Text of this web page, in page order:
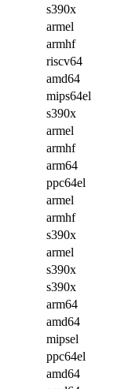
s390x
armel
armhf
riscv64
amd64
mips64el
s390x
armel
armhf
arm64
ppc64el
armel
armhf
s390x
armel
s390x
s390x
arm64
amd64
mipsel
ppc64el
amd64